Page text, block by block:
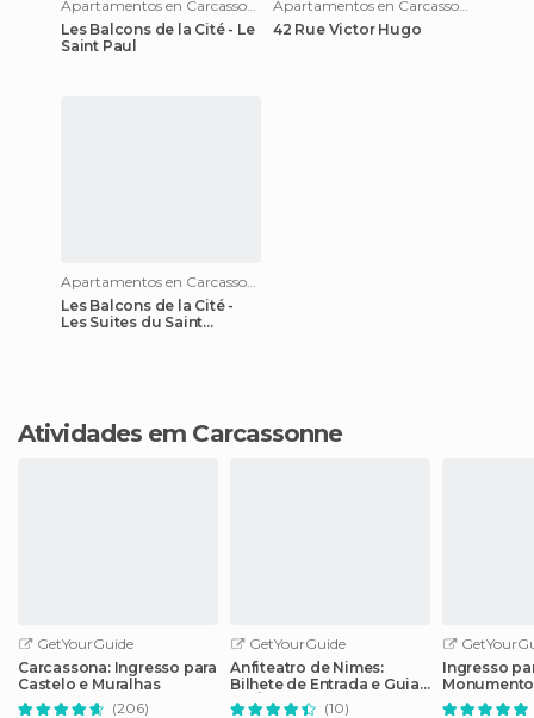
Les Balcons de la Cité - Le
Saint Paul
42 Rue Victor Hugo
Les Balcons de la Cité -
Les Suites du Saint
Atividades em Carcassonne
GetYourGuide
Carcassona: Ingresso para
Castelo e Muralhas
(206)
GetYourGuide
Anfiteatro de Nimes:
Bilhete de Entrada e Guia
de Áudio
(10)
Ingresso
Nimes